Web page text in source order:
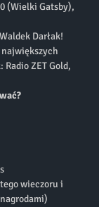
(Wielki Gatsby),
Darłak!
największych
ZET Gold,
wieczoru i